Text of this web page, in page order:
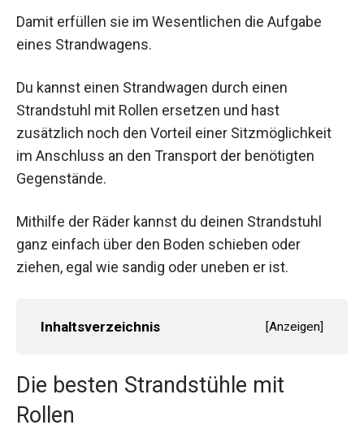
Damit erfüllen sie im Wesentlichen die Aufgabe
eines Strandwagens.
Du kannst einen Strandwagen durch einen
Strandstuhl mit Rollen ersetzen und hast
zusätzlich noch den Vorteil einer Sitzmöglichkeit
im Anschluss an den Transport der benötigten
Gegenstände.
Mithilfe der Räder kannst du deinen Strandstuhl
ganz einfach über den Boden schieben oder
ziehen, egal wie sandig oder uneben er ist.
Inhaltsverzeichnis [Anzeigen]
Die besten Strandstühle mit
Rollen